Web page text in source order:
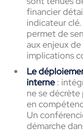
financier
indicateur
permet de
aux enjeux
implications
Le
interne:
ne se
en
Un
démarche